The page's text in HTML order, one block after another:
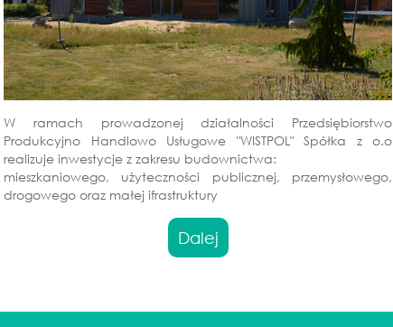
W ramach prowadzonej działalności Przedsiębiorstwo
Produkcyjno Handlowo Usługowe "WISTPOL" Spółka z o.o
realizuje inwestycje z zakresu budownictwa:
mieszkaniowego, użyteczności publicznej, przemysłowego,
drogowego oraz małej ifrastruktury
Dalej